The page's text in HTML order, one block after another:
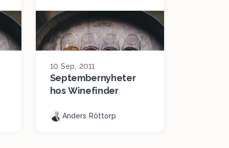
10 Sep, 2011
Septembernyheter
hos Winefinder
Anders Röttorp